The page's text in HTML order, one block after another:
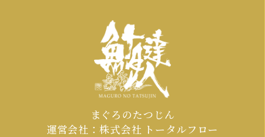
グ＆サプライズ入場」で期待感を高
め、「共同作業と写真映え」で誰もが
主役になり、「ライブで食す」最高の
カタルシスを提供することがです。
まぐろのたつじん
運営会社：株式会社 トータルフロー